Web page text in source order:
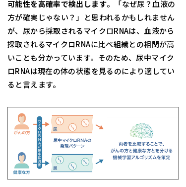
可能性を高確率で検出します。「なぜ尿？血液の
方が確実じゃない？」と思われるかもしれません
が、尿から採取されるマイクロRNAは、血液から
採取されるマイクロRNAに比べ組織との相関が高
いことも分かっています。そのため、尿中マイク
ロRNAは現在の体の状態を見るのにより適してい
ると言えます。